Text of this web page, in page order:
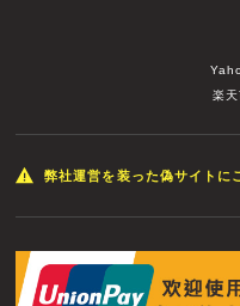
楽
弊社運営を装った偽サイトに